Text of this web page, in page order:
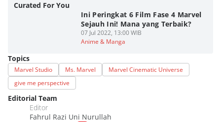
Curated For You
Ini Peringkat 6 Film Fase 4 Marvel
Sejauh Ini! Mana yang Terbaik?
07 Jul 2022, 13:00 WIB
Anime & Manga
Topics
Marvel Studio Ms. Marvel
Marvel Cinematic Universe
give me perspective
Editorial Team
Editor
Fahrul Razi Uni Nurullah